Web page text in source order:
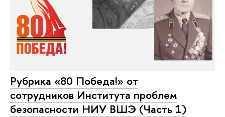
Рубрика «80 Победа!» от
сотрудников Института проблем
безопасности НИУ ВШЭ (Часть 1)